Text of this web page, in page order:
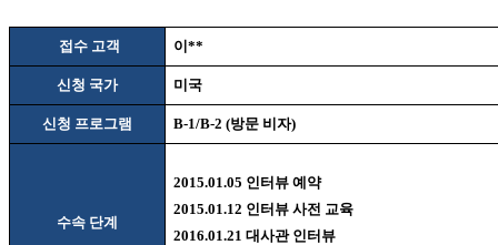
접수 고객 이**
신청 국가 미국
신청 프로그램 B-1/B-2 (방문 비자)
수속 단계
2015.01.05 인터뷰 예약
2015.01.12 인터뷰 사전 교육
2016.01.21대사관 인터뷰